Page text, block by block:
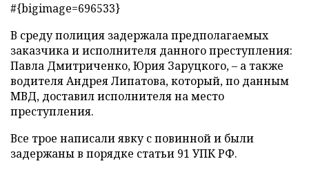
#{bigimage=696533}
В среду полиция задержала предполагаемых
заказчика и исполнителя данного преступления:
Павла Дмитриченко, Юрия Заруцкого, – а также
водителя Андрея Липатова, который, по данным
МВД, доставил исполнителя на место
преступления.
Все трое написали явку с повинной и были
задержаны в порядке статьи 91 УПК РФ.